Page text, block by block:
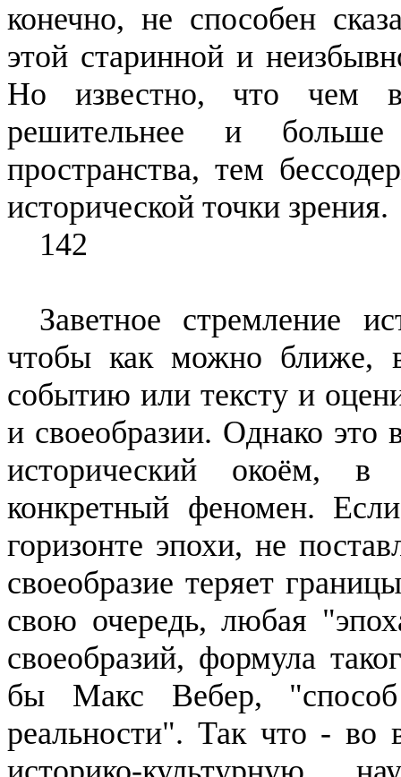
конечно, не способен
этой старинной и
Но известно, что чем
решитель­нее и
пространства, тем
исторической точки зрения.
142
Заветное стремление
чтобы как можно ближе,
событию или тексту и
и своеоб­разии. Однако это
историче­ский окоём, в
конкретный фено­мен.
горизонте эпохи, не
своеобразие теряет
свою очередь, любая
своеобразий, формула
бы Макс Вебер, "способ
реальности". Так что - во